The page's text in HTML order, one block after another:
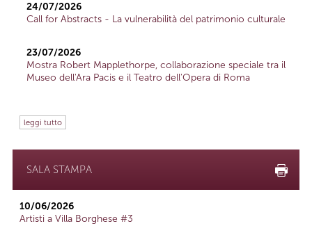
24/07/2026
Call for Abstracts - La vulnerabilità del patrimonio culturale
23/07/2026
Mostra Robert Mapplethorpe, collaborazione speciale tra il
Museo dell'Ara Pacis e il Teatro dell'Opera di Roma
leggi tutto
SALA STAMPA
10/06/2026
Artisti a Villa Borghese #3